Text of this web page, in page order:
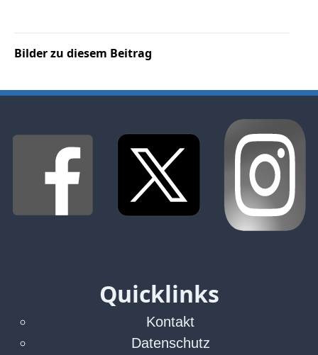
Bilder zu diesem Beitrag
Vita
Kontakt
Stunde
BGH
Quicklinks
Kontakt
Datenschutz